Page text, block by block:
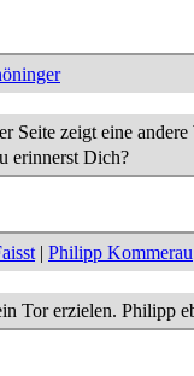
Seite zeigt eine
erinnerst Dich?
| Philipp Kommerau
Tor erzielen. Philipp